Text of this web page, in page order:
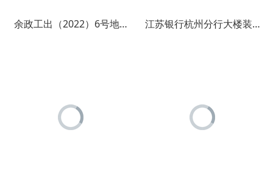
江苏银行杭州分行大楼装修